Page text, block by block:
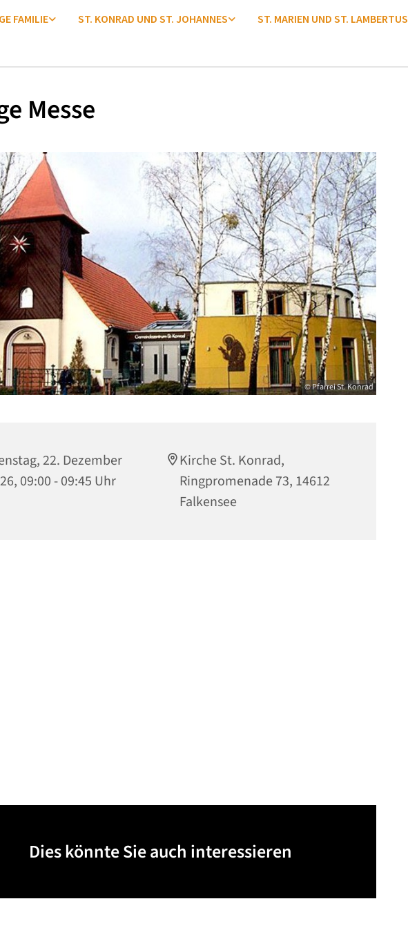
FAMILIE ST. KONRAD UND ST. JOHANNES ST. MARIEN UND ST. LAMBERTUS
Messe
© Pfarrei St. Konrad
22. Dezember
09:00 - 09:45 Uhr
Kirche St. Konrad,
Ringpromenade 73, 14612
Falkensee
Dies könnte Sie auch interessieren